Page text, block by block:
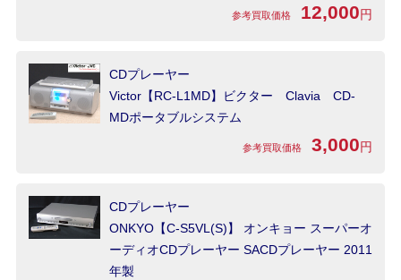
参考買取価格 12,000円
CDプレーヤー
Victor【RC-L1MD】ビクター Clavia CD-
MDポータブルシステム
参考買取価格 3,000円
CDプレーヤー
ONKYO【C-S5VL(S)】 オンキョー スーパーオ
ーディオCDプレーヤー SACDプレーヤー 2011
年製